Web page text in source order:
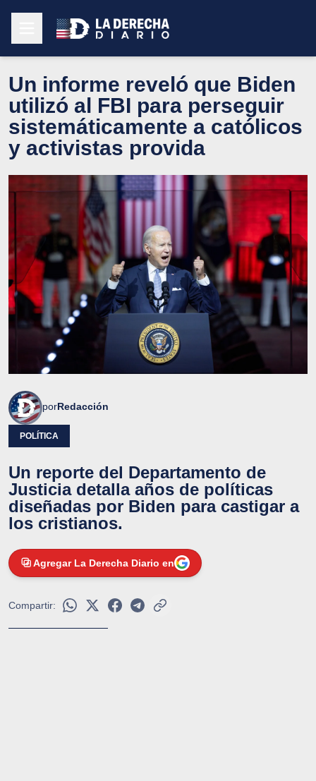
Un informe reveló que Biden
utilizó al FBI para perseguir
sistemáticamente a católicos
y activistas provida
porRedacción
POLÍTICA
Un reporte del Departamento de
Justicia detalla años de políticas
diseñadas por Biden para castigar a
los cristianos.
Agregar La Derecha Diario en
Compartir: